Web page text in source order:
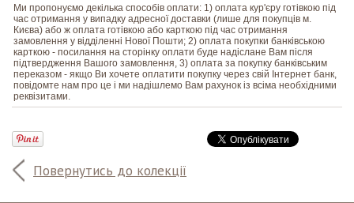
Повернутись до колекції
Ми пропонуємо декілька способів оплати: 1) оплата кур'єру готівкою під
час отримання у випадку адресної доставки (лише для покупців м.
Києва) або ж оплата готівкою або карткою під час отримання
замовлення у відділенні Нової Пошти; 2) оплата покупки банківською
карткою - посилання на сторінку оплати буде надіслане Вам після
підтвердження Вашого замовлення, 3) оплата за покупку банківським
переказом - якщо Ви хочете оплатити покупку через свій Інтернет банк,
повідомте нам про це і ми надішлемо Вам рахунок із всіма необхідними
реквізитами.